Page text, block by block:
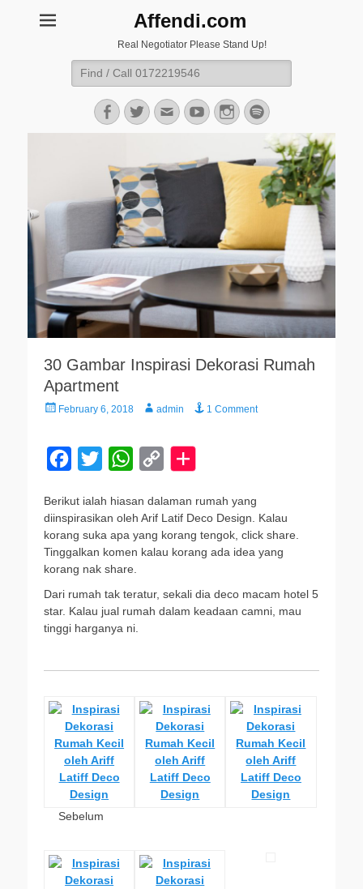
Affendi.com
Real Negotiator Please Stand Up!
Search
for:
Facebook
TwitterEmailYouTubeInstagram
Spotify
30 Gambar Inspirasi Dekorasi Rumah
Apartment
PostedFebruary 6, 2018 Authoradmin 1 Comment
c
e
b
o
o
k
i
t
t
r
W
a
t
s
p
p
y
L
n
Berikut ialah hiasan dalaman rumah yang
diinspirasikan oleh Arif Latif Deco Design. Kalau
korang suka apa yang korang tengok, click share.
Tinggalkan komen kalau korang ada idea yang
korang nak share.
Dari rumah tak teratur, sekali dia deco macam hotel 5
star. Kalau jual rumah dalam keadaan camni, mau
tinggi harganya ni.
Sebelum